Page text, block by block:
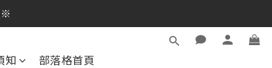
動商品
※
知 部落格首頁